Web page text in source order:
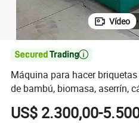
Vídeo

Máquina para hacer
de bambú, biomasa, aserrín,
hierro y astillas de madera a
US$ 2.300,00-